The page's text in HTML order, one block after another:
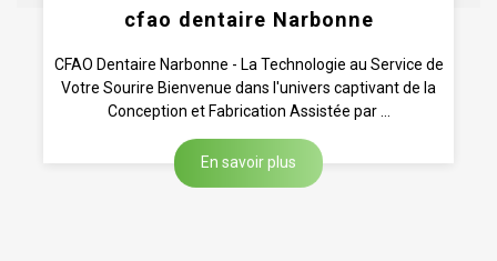
cfao dentaire Narbonne
CFAO Dentaire Narbonne - La Technologie au Service de
Votre Sourire Bienvenue dans l'univers captivant de la
Conception et Fabrication Assistée par ...
En savoir plus